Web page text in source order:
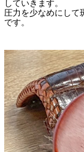
していきます。
圧力を少なめにして
です。